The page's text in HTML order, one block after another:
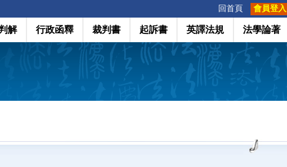
回首頁 會員登入
解 行政函釋 裁判書 起訴書 英譯法規 法學論著